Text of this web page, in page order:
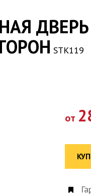
STK119
от